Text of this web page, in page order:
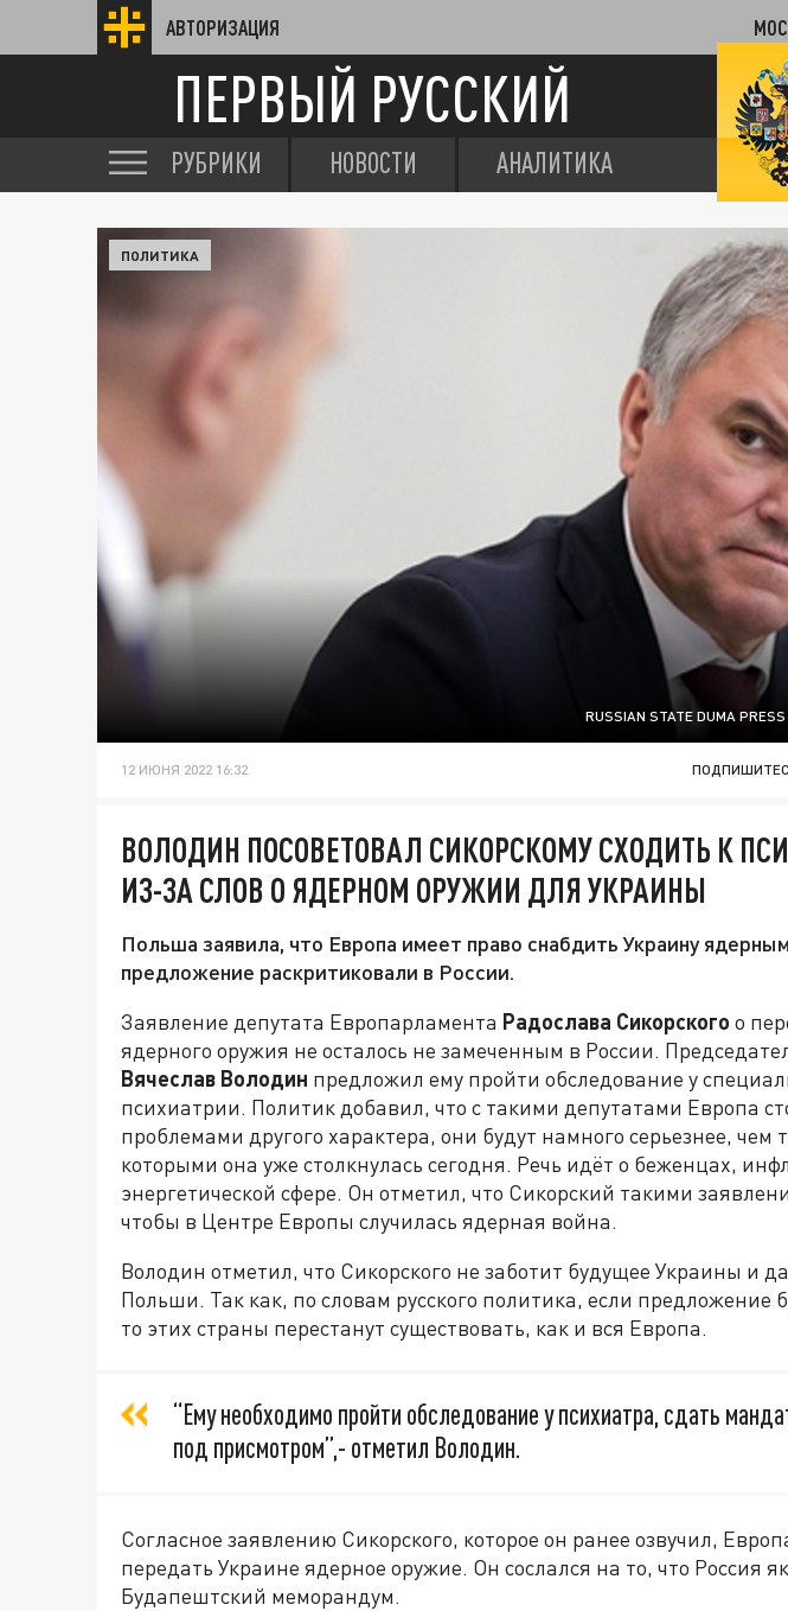
АВТОРИЗАЦИЯ
ПЕРВЫЙ РУССКИЙ
РУБРИКИ НОВОСТИ АНАЛИТИКА
RUSSIAN STATE DUMA
ПОЛИТИКА
12 ИЮНЯ 2022 16:32
ВОЛОДИН ПОСОВЕТОВАЛ СИКОРСКОМУ СХОДИТЬ К
ИЗ-ЗА СЛОВ О ЯДЕРНОМ ОРУЖИИ ДЛЯ УКРАИНЫ
Польша заявила, что Европа имеет право снабдить Украину
предложение раскритиковали в России.
Заявление депутата Европарламента Радослава Сикорского о
ядерного оружия не осталось не замеченным в России.
Вячеслав Володин предложил ему пройти обследование у
психиатрии. Политик добавил, что с такими депутатами Европа
проблемами другого характера, они будут намного серьезнее, чем
которыми она уже столкнулась сегодня. Речь идёт о беженцах,
энергетической сфере. Он отметил, что Сикорский такими
чтобы в Центре Европы случилась ядерная война.
Володин отметил, что Сикорского не заботит будущее Украины и
Польши. Так как, по словам русского политика, если предложение
то этих страны перестанут существовать, как и вся Европа.
“Ему необходимо пройти обследование у психиатра, сдать
под присмотром”,- отметил Володин.
Согласное заявлению Сикорского, которое он ранее озвучил,
передать Украине ядерное оружие. Он сослался на то, что Россия
Будапештский меморандум.